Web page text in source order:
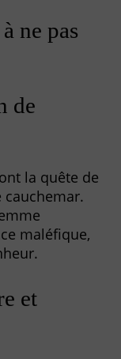
ne pas
de
la quête de
maléfique,
et